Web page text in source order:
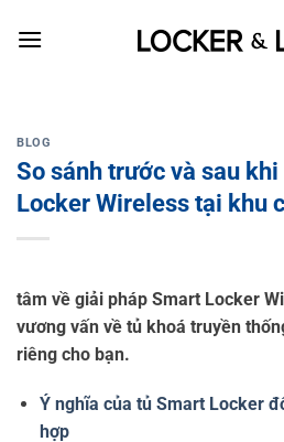
BLOG
So sánh trước và sau
Locker Wireless tại khu
tâm về giải pháp Smart Locker
vương vấn về tủ khoá truyền
riêng cho bạn.
Ý nghĩa của tủ Smart Locker
hợp